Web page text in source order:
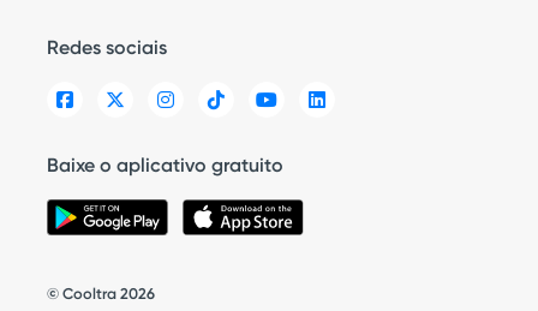
Redes sociais
Baixe o aplicativo gratuito
© Cooltra 2026